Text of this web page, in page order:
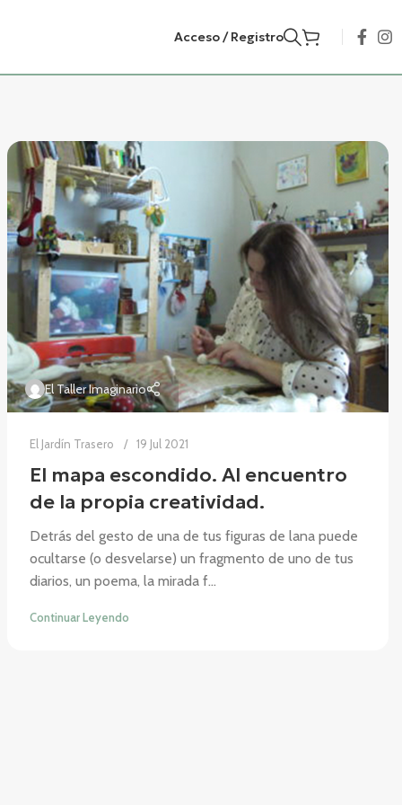
Acceso / Registro
El Taller Imaginario
El Jardín Trasero 19 Jul 2021
El mapa escondido. Al encuentro
de la propia creatividad.
Detrás del gesto de una de tus figuras de lana puede
ocultarse (o desvelarse) un fragmento de uno de tus
diarios, un poema, la mirada f...
Continuar Leyendo